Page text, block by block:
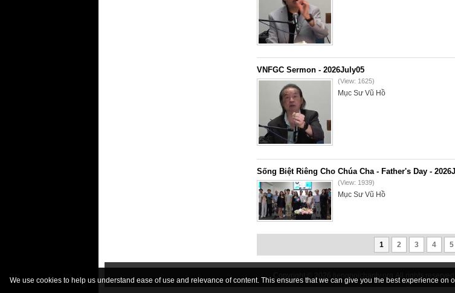
VNFGC Sermon - 2026July05
(View: 1625)
Mục Sư Vũ Hồ
Sống Biệt Riêng Cho Chúa Cha - Father's Day -
(View: 1939)
Mục Sư Vũ Hồ
1 2 3 4 5
Copyright © 2026 tiengnoichanly.org All rights reserved
We use cookies to help us understand ease of use and relevance of content. This ensures that we can give you the best experience